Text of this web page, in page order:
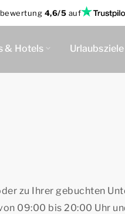
4,6/5 auf
& Hotels Urlaubsziele
zu Ihrer gebuchten
09:00 bis 20:00 Uhr